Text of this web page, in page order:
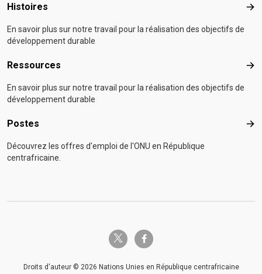
Histoires
En savoir plus sur notre travail pour la réalisation des objectifs de
développement durable
Ressources
En savoir plus sur notre travail pour la réalisation des objectifs de
développement durable
Postes
Découvrez les offres d'emploi de l'ONU en République
centrafricaine.
twitter-x facebook-f
Droits d'auteur © 2026 Nations Unies en République centrafricaine